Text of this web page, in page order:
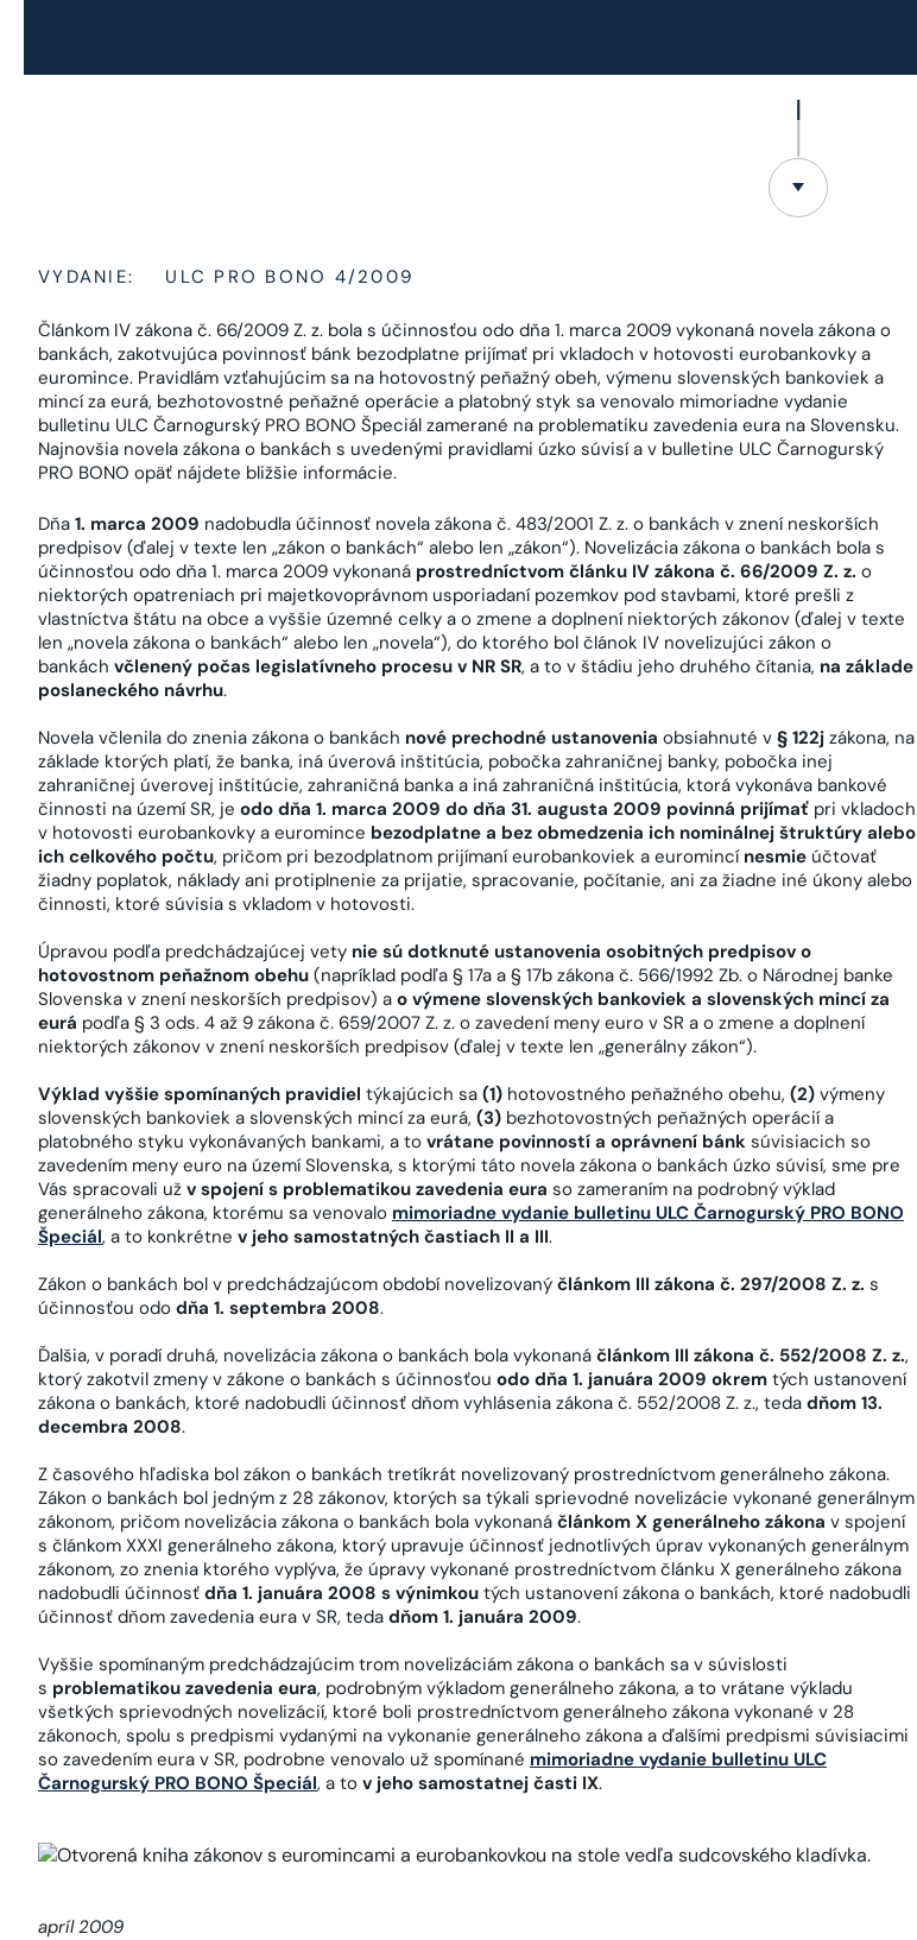
VYDANIE: ULC PRO BONO 4/2009
Článkom IV zákona č. 66/2009 Z. z. bola s účinnosťou odo dňa 1. marca 2009 vykonaná novela zákona o
bankách, zakotvujúca povinnosť bánk bezodplatne prijímať pri vkladoch v hotovosti eurobankovky a
euromince. Pravidlám vzťahujúcim sa na hotovostný peňažný obeh, výmenu slovenských bankoviek a
mincí za eurá, bezhotovostné peňažné operácie a platobný styk sa venovalo mimoriadne vydanie
bulletinu ULC Čarnogurský PRO BONO Špeciál zamerané na problematiku zavedenia eura na Slovensku.
Najnovšia novela zákona o bankách s uvedenými pravidlami úzko súvisí a v bulletine ULC Čarnogurský
PRO BONO opäť nájdete bližšie informácie.
Dňa 1. marca 2009 nadobudla účinnosť novela zákona č. 483/2001 Z. z. o bankách v znení neskorších
predpisov (ďalej v texte len „zákon o bankách“ alebo len „zákon“). Novelizácia zákona o bankách bola s
účinnosťou odo dňa 1. marca 2009 vykonaná prostredníctvom článku IV zákona č. 66/2009 Z. z. o
niektorých opatreniach pri majetkovoprávnom usporiadaní pozemkov pod stavbami, ktoré prešli z
vlastníctva štátu na obce a vyššie územné celky a o zmene a doplnení niektorých zákonov (ďalej v texte
len „novela zákona o bankách“ alebo len „novela“), do ktorého bol článok IV novelizujúci zákon o
bankách včlenený počas legislatívneho procesu v NR SR, a to v štádiu jeho druhého čítania, na základe
poslaneckého návrhu.
Novela včlenila do znenia zákona o bankách nové prechodné ustanovenia obsiahnuté v § 122j zákona, na
základe ktorých platí, že banka, iná úverová inštitúcia, pobočka zahraničnej banky, pobočka inej
zahraničnej úverovej inštitúcie, zahraničná banka a iná zahraničná inštitúcia, ktorá vykonáva bankové
činnosti na území SR, je odo dňa 1. marca 2009 do dňa 31. augusta 2009 povinná prijímať pri vkladoch
v hotovosti eurobankovky a euromince bezodplatne a bez obmedzenia ich nominálnej štruktúry alebo
ich celkového počtu, pričom pri bezodplatnom prijímaní eurobankoviek a euromincí nesmie účtovať
žiadny poplatok, náklady ani protiplnenie za prijatie, spracovanie, počítanie, ani za žiadne iné úkony alebo
činnosti, ktoré súvisia s vkladom v hotovosti.
Úpravou podľa predchádzajúcej vety nie sú dotknuté ustanovenia osobitných predpisov o
hotovostnom peňažnom obehu (napríklad podľa § 17a a § 17b zákona č. 566/1992 Zb. o Národnej banke
Slovenska v znení neskorších predpisov) a o výmene slovenských bankoviek a slovenských mincí za
eurá podľa § 3 ods. 4 až 9 zákona č. 659/2007 Z. z. o zavedení meny euro v SR a o zmene a doplnení
niektorých zákonov v znení neskorších predpisov (ďalej v texte len „generálny zákon“).
Výklad vyššie spomínaných pravidiel týkajúcich sa (1) hotovostného peňažného obehu, (2) výmeny
slovenských bankoviek a slovenských mincí za eurá, (3) bezhotovostných peňažných operácií a
platobného styku vykonávaných bankami, a to vrátane povinností a oprávnení bánk súvisiacich so
zavedením meny euro na území Slovenska, s ktorými táto novela zákona o bankách úzko súvisí, sme pre
Vás spracovali už v spojení s problematikou zavedenia eura so zameraním na podrobný výklad
generálneho zákona, ktorému sa venovalo mimoriadne vydanie bulletinu ULC Čarnogurský PRO BONO
Špeciál, a to konkrétne v jeho samostatných častiach II a III.
Zákon o bankách bol v predchádzajúcom období novelizovaný článkom III zákona č. 297/2008 Z. z. s
účinnosťou odo dňa 1. septembra 2008.
Ďalšia, v poradí druhá, novelizácia zákona o bankách bola vykonaná článkom III zákona č. 552/2008 Z. z.,
ktorý zakotvil zmeny v zákone o bankách s účinnosťou odo dňa 1. januára 2009 okrem tých ustanovení
zákona o bankách, ktoré nadobudli účinnosť dňom vyhlásenia zákona č. 552/2008 Z. z., teda dňom 13.
decembra 2008.
Z časového hľadiska bol zákon o bankách tretíkrát novelizovaný prostredníctvom generálneho zákona.
Zákon o bankách bol jedným z 28 zákonov, ktorých sa týkali sprievodné novelizácie vykonané generálnym
zákonom, pričom novelizácia zákona o bankách bola vykonaná článkom X generálneho zákona v spojení
s článkom XXXI generálneho zákona, ktorý upravuje účinnosť jednotlivých úprav vykonaných generálnym
zákonom, zo znenia ktorého vyplýva, že úpravy vykonané prostredníctvom článku X generálneho zákona
nadobudli účinnosť dňa 1. januára 2008 s výnimkou tých ustanovení zákona o bankách, ktoré nadobudli
účinnosť dňom zavedenia eura v SR, teda dňom 1. januára 2009.
Vyššie spomínaným predchádzajúcim trom novelizáciám zákona o bankách sa v súvislosti
s problematikou zavedenia eura, podrobným výkladom generálneho zákona, a to vrátane výkladu
všetkých sprievodných novelizácií, ktoré boli prostredníctvom generálneho zákona vykonané v 28
zákonoch, spolu s predpismi vydanými na vykonanie generálneho zákona a ďalšími predpismi súvisiacimi
so zavedením eura v SR, podrobne venovalo už spomínané mimoriadne vydanie bulletinu ULC
Čarnogurský PRO BONO Špeciál, a to v jeho samostatnej časti IX.
apríl 2009